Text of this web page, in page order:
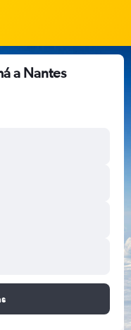
a Nantes